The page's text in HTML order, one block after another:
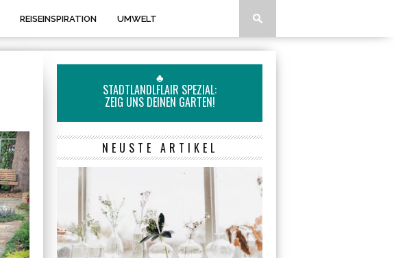
REISEINSPIRATION UMWELT
♣
STADTLANDLFLAIR SPEZIAL:
ZEIG UNS DEINEN GARTEN!
NEUSTE ARTIKEL